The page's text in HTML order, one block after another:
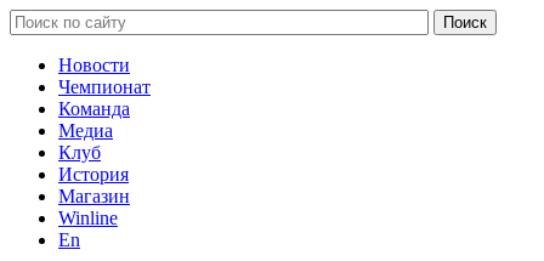
Новости
Чемпионат
Команда
Медиа
Клуб
История
Магазин
Winline
En